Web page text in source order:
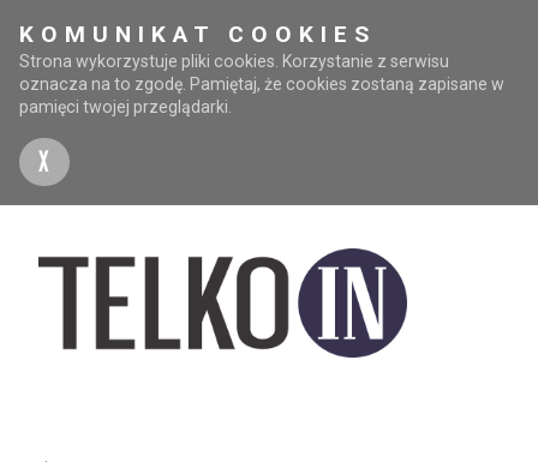
KOMUNIKAT COOKIES
Strona wykorzystuje pliki cookies. Korzystanie z serwisu
oznacza na to zgodę. Pamiętaj, że cookies zostaną zapisane w
pamięci twojej przeglądarki.
X